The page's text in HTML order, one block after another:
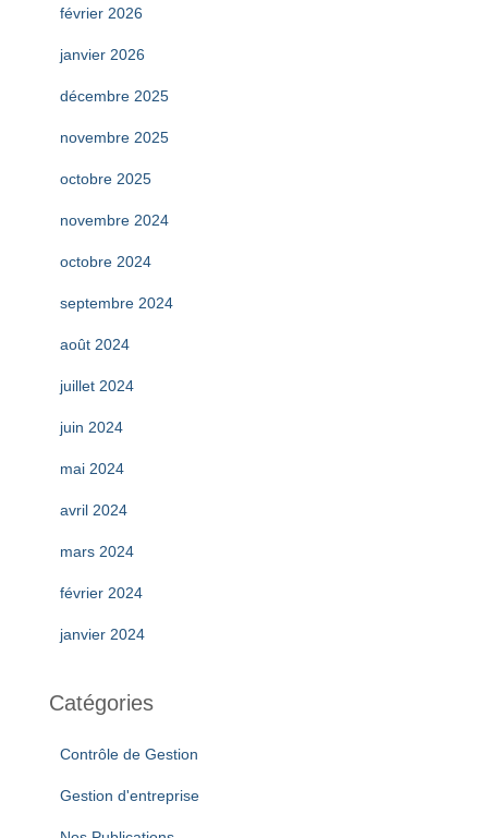
février 2026
janvier 2026
décembre 2025
novembre 2025
octobre 2025
novembre 2024
octobre 2024
septembre 2024
août 2024
juillet 2024
juin 2024
mai 2024
avril 2024
mars 2024
février 2024
janvier 2024
Catégories
Contrôle de Gestion
Gestion d'entreprise